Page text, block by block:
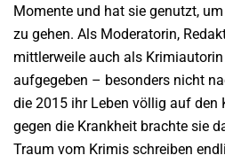
Momente und hat sie genutzt,
zu gehen. Als Moderatorin,
mittlerweile auch als
aufgegeben – besonders nicht
die 2015 ihr Leben völlig auf den
gegen die Krankheit brachte sie
Traum vom Krimis schreiben